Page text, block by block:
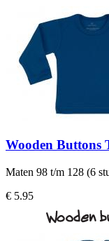
Wooden Buttons
Maten 98 t/m 128 (6
€ 5.95